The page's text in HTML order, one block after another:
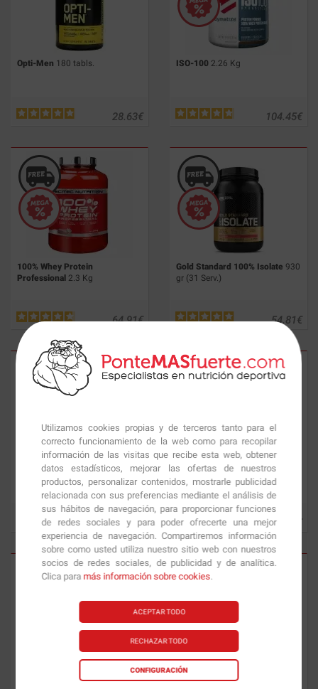
Utilizamos cookies propias y de terceros tanto para el
correcto funcionamiento de la web como para recopilar
información de las visitas que recibe esta web, obtener
datos estadísticos, mejorar las ofertas de nuestros
productos, personalizar contenidos, mostrarle publicidad
relacionada con sus preferencias mediante el análisis de
sus hábitos de navegación, para proporcionar funciones
de redes sociales y para poder ofrecerte una mejor
experiencia de navegación. Compartiremos información
sobre como usted utiliza nuestro sitio web con nuestros
socios de redes sociales, de publicidad y de analítica.
Clica para más información sobre cookies.
ACEPTAR TODO
RECHAZAR TODO
CONFIGURACIÓN
Opti-Men 180 tabls.
€
28.63
ISO-100 2.26 Kg
€
104.45
100% Whey Protein
Professional 2.3 Kg
€
64.91
Gold Standard 100% Isolate 930
gr (31 Serv.)
€
54.81
Creatine tablets180 tabls.
€
16.35
Mutant MassExtreme 2500 2.72
Kg
€
32.64
Micronised Creatine Powder
360 gr